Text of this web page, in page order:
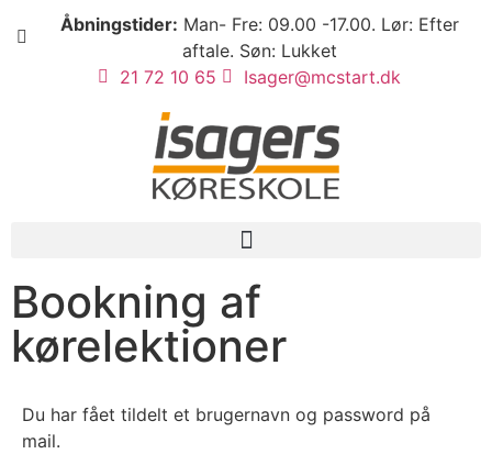
Åbningstider: Man- Fre: 09.00 -17.00. Lør: Efter
aftale. Søn: Lukket
21 72 10 65
Isager@mcstart.dk
Bookning af
kørelektioner
Du har fået tildelt et brugernavn og password på
mail.